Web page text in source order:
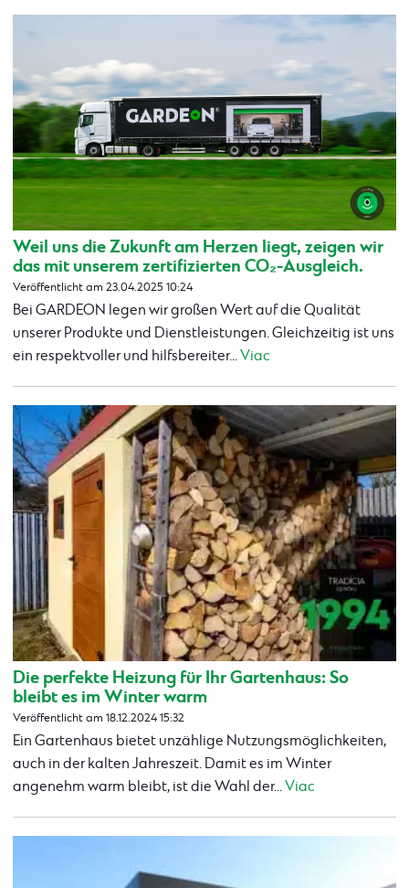
Weil uns die Zukunft am Herzen liegt, zeigen wir
das mit unserem zertifizierten CO₂-Ausgleich.
Veröffentlicht am 23.04.2025 10:24
Bei GARDEON legen wir großen Wert auf die Qualität
unserer Produkte und Dienstleistungen. Gleichzeitig ist uns
ein respektvoller und hilfsbereiter...Viac
Die perfekte Heizung für Ihr Gartenhaus: So
bleibt es im Winter warm
Veröffentlicht am 18.12.2024 15:32
Ein Gartenhaus bietet unzählige Nutzungsmöglichkeiten,
auch in der kalten Jahreszeit. Damit es im Winter
angenehm warm bleibt, ist die Wahl der...Viac